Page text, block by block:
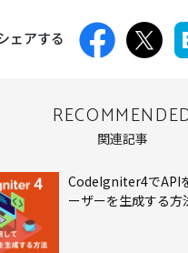
ェアする
関連記事
CodeIgniter4でAPI
ーザーを生成する方